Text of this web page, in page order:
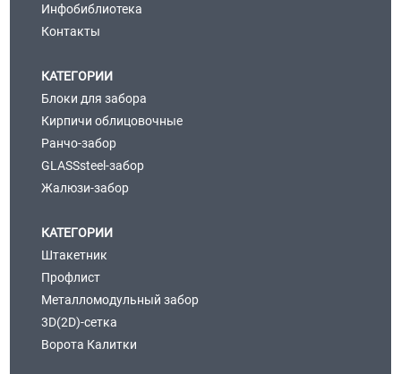
Инфобиблиотека
Контакты
КАТЕГОРИИ
Блоки для забора
Кирпичи облицовочные
Ранчо-забор
GLASSsteel-забор
Жалюзи-забор
КАТЕГОРИИ
Штакетник
Профлист
Металломодульный забор
3D(2D)-сетка
Ворота Калитки